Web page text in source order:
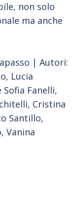
non solo
ma anche
| Autori:
Lucia
Sofia Fanelli,
Cristina
Santillo,
Vanina